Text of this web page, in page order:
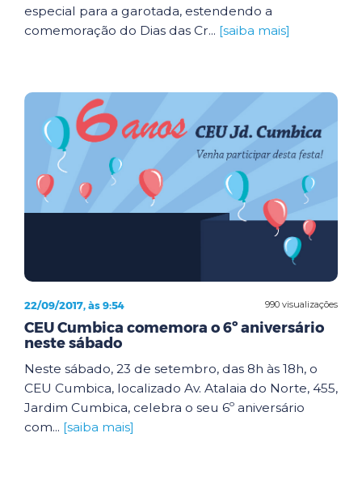
especial para a garotada, estendendo a
comemoração do Dias das Cr... [saiba mais]
990 visualizações
22/09/2017, às 9:54
CEU Cumbica comemora o 6º aniversário
neste sábado
Neste sábado, 23 de setembro, das 8h às 18h, o
CEU Cumbica, localizado Av. Atalaia do Norte, 455,
Jardim Cumbica, celebra o seu 6º aniversário
com... [saiba mais]